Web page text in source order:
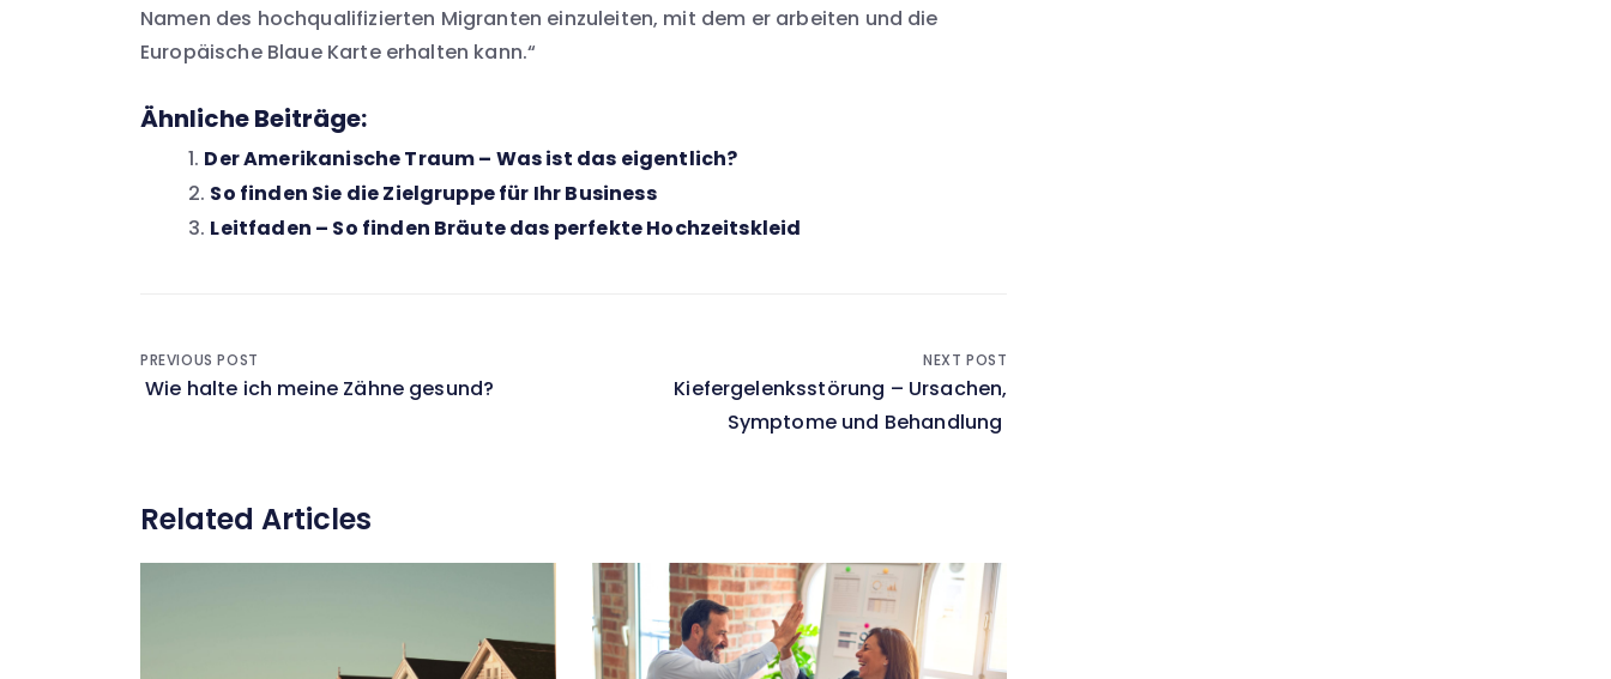
Namen des hochqualifizierten Migranten einzuleiten, mit dem er arbeiten und die
Europäische Blaue Karte erhalten kann.“
Ähnliche Beiträge:
Der Amerikanische Traum – Was ist das eigentlich?
So finden Sie die Zielgruppe für Ihr Business
Leitfaden – So finden Bräute das perfekte Hochzeitskleid
Beitragsnavigation
PREVIOUS POST
Wie halte ich meine Zähne gesund?
NEXT POST
Kiefergelenksstörung – Ursachen,
Symptome und Behandlung
Related Articles